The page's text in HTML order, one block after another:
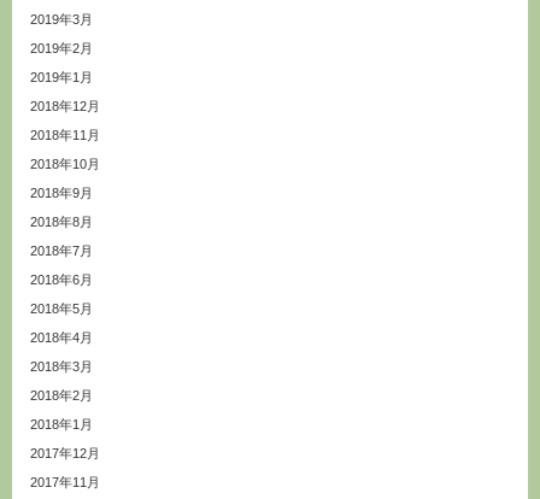
2019年3月
2019年2月
2019年1月
2018年12月
2018年11月
2018年10月
2018年9月
2018年8月
2018年7月
2018年6月
2018年5月
2018年4月
2018年3月
2018年2月
2018年1月
2017年12月
2017年11月